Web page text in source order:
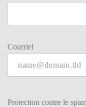
Courriel
laisser
Protection contre le